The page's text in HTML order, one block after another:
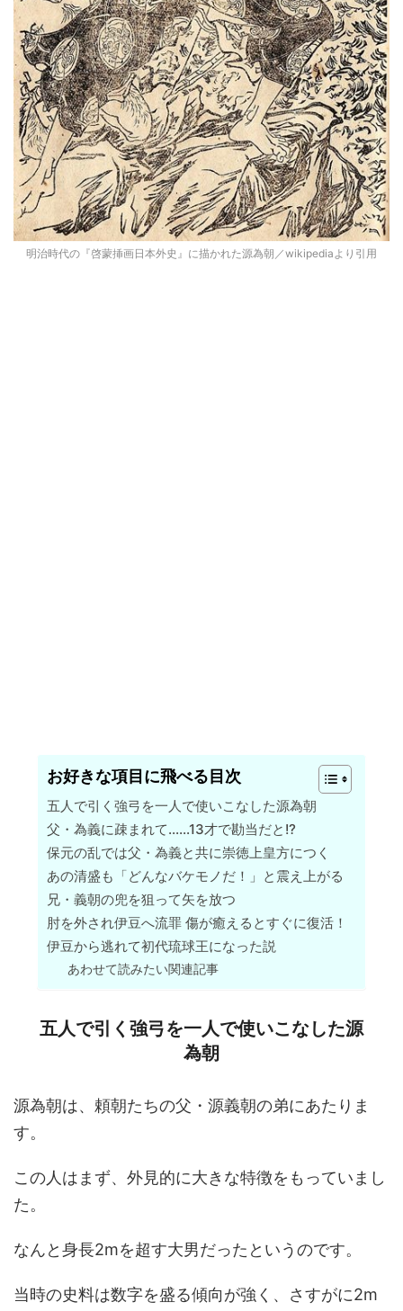
明治時代の『啓蒙挿画日本外史』に描かれた源為朝／wikipediaより引用
お好きな項目に飛べる目次
五人で引く強弓を一人で使いこなした源為朝
父・為義に疎まれて……13才で勘当だと!?
保元の乱では父・為義と共に崇徳上皇方につく
あの清盛も「どんなバケモノだ！」と震え上がる
兄・義朝の兜を狙って矢を放つ
肘を外され伊豆へ流罪 傷が癒えるとすぐに復活！
伊豆から逃れて初代琉球王になった説
あわせて読みたい関連記事
五人で引く強弓を一人で使いこなした源
為朝
源為朝は、頼朝たちの父・源義朝の弟にあたりま
す。
この人はまず、外見的に大きな特徴をもっていまし
た。
なんと身長2mを超す大男だったというのです。
当時の史料は数字を盛る傾向が強く、さすがに2m